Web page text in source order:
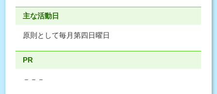
主な活動日
原則として毎月第四日曜日
PR
－－－